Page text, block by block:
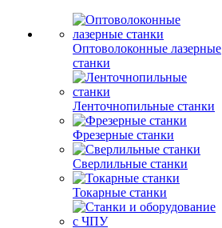
Оптоволоконные лазерные
станки
Ленточнопильные станки
Фрезерные станки
Сверлильные станки
Токарные станки